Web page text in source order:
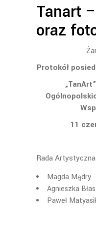
Tanart
oraz
Protokół
„
11
Rada
Magda Mądry
Agnieszka
Paweł